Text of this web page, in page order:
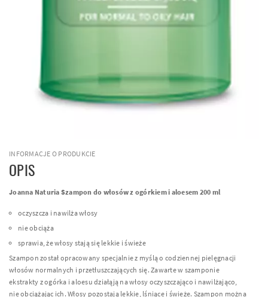
INFORMACJE O PRODUKCIE
OPIS
Joanna Naturia Szampon do włosów z ogórkiem i aloesem 200 ml
oczyszcza i nawilża włosy
nie obciąża
sprawia, że włosy stają się lekkie i świeże
Szampon został opracowany specjalnie z myślą o codziennej pielęgnacji
włosów normalnych i przetłuszczających się. Zawarte w szamponie
ekstrakty z ogórka i aloesu działąją na włosy oczyszczająco i nawilżająco,
nie obciążając ich. Włosy pozostają lekkie, lśniące i świeże. Szampon można